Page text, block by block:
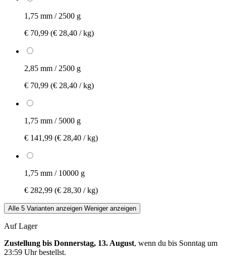
1,75 mm / 2500 g
€ 70,99 (€ 28,40 / kg)
2,85 mm / 2500 g
€ 70,99 (€ 28,40 / kg)
1,75 mm / 5000 g
€ 141,99 (€ 28,40 / kg)
1,75 mm / 10000 g
€ 282,99 (€ 28,30 / kg)
Alle 5 Varianten anzeigen Weniger anzeigen
Auf Lager
Zustellung bis Donnerstag, 13. August, wenn du bis Sonntag um
23:59 Uhrbestellst.